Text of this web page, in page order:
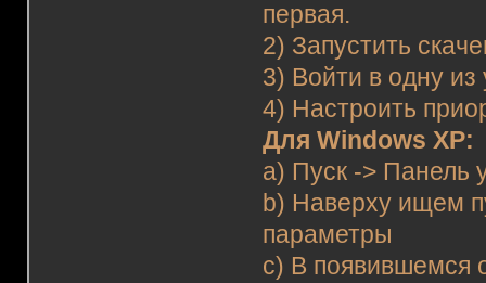
первая.
2) Запустить
3) Войти в одну
4) Настроить
Для Windows XP:
a) Пуск -> Панель
b) Наверху ищем
параметры
c) В появившемся